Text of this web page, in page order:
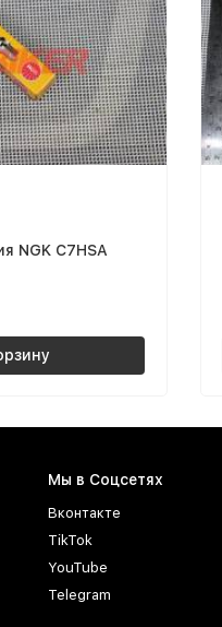
NGK C7HSA
Мы в Соцсетях
Вконтакте
TikTok
YouTube
Telegram